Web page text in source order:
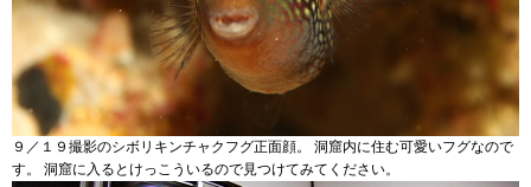
９／１９撮影のシボリキンチャクフグ正面顔。 洞窟内に住む可愛いフグなので
す。 洞窟に入るとけっこういるので見つけてみてください。